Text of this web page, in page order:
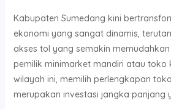
Kabupaten Sumedang kini
ekonomi yang sangat dinamis,
akses tol yang semakin
pemilik minimarket mandiri atau toko
wilayah ini, memilih perlengkapan
merupakan investasi jangka panjang